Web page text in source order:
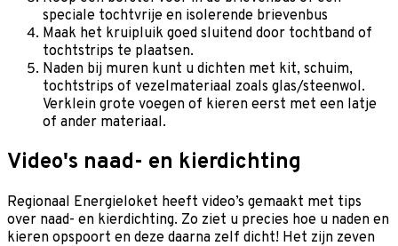
speciale tochtvrije en isolerende brievenbus
Maak het kruipluik goed sluitend door tochtband of
tochtstrips te plaatsen.
Naden bij muren kunt u dichten met kit, schuim,
tochtstrips of vezelmateriaal zoals glas/steenwol.
Verklein grote voegen of kieren eerst met een latje
of ander materiaal.
Video's naad- en kierdichting
Regionaal Energieloket heeft video’s gemaakt met tips
over naad- en kierdichting. Zo ziet u precies hoe u naden en
kieren opspoort en deze daarna zelf dicht! Het zijn zeven